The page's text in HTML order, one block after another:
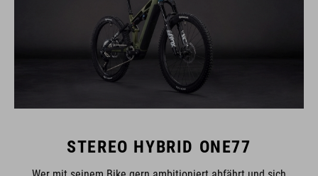
STEREO HYBRID ONE77
Wer mit seinem Bike gern ambitioniert abfährt und sich